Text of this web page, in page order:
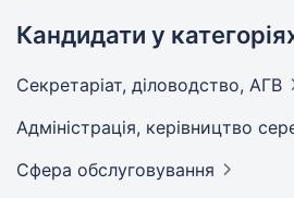
Кандидати у
Секретаріат, діловодство, АГВ
Адмiнiстрацiя, керівництво
Сфера обслуговування